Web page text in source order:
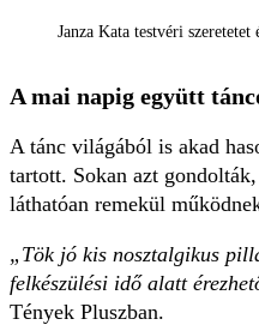
Janza Kata testvéri
A mai napig együtt
A tánc világából is akad
tartott. Sokan azt
láthatóan remekül
„Tök jó kis nosztalgikus
felkészülési idő alatt
Tények Pluszban.